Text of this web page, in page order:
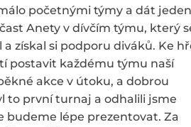
početnými týmy a dát jeden
Anety v dívčím týmu, který
získal si podporu diváků. Ke
postavit každému týmu naší
akce v útoku, a dobrou
to první turnaj a odhalili jsme
budeme lépe prezentovat. Za